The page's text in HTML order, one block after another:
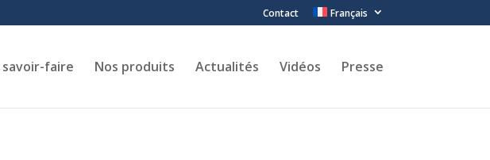
Contact Français
savoir-faire Nos produits Actualités Vidéos Presse